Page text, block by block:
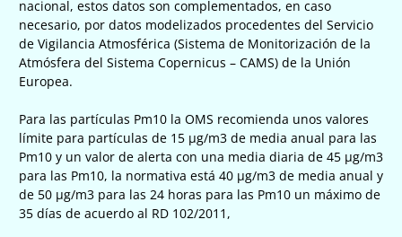
nacional, estos datos son complementados, en caso
necesario, por datos modelizados procedentes del Servicio
de Vigilancia Atmosférica (Sistema de Monitorización de la
Atmósfera del Sistema Copernicus – CAMS) de la Unión
Europea.
Para las partículas Pm10 la OMS recomienda unos valores
límite para partículas de 15 µg/m3 de media anual para las
Pm10 y un valor de alerta con una media diaria de 45 µg/m3
para las Pm10, la normativa está 40 µg/m3 de media anual y
de 50 µg/m3 para las 24 horas para las Pm10 un máximo de
35 días de acuerdo al RD 102/2011,